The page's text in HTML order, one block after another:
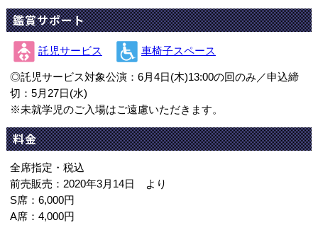
鑑賞サポート
託児サービス 車椅子スペース
◎託児サービス対象公演：6月4日(木)13:00の回のみ／申込締
切：5月27日(水)
※未就学児のご入場はご遠慮いただきます。
料金
全席指定・税込
前売販売：2020年3月14日 より
S席：6,000円
A席：4,000円